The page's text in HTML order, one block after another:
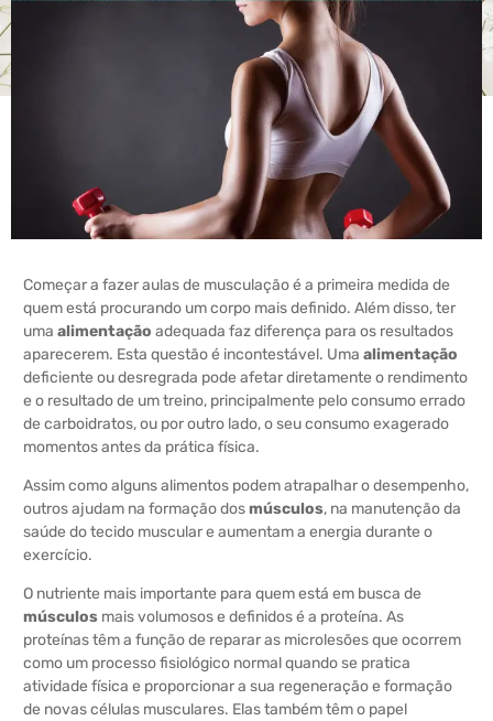
Começar a fazer aulas de musculação é a primeira medida de
quem está procurando um corpo mais definido. Além disso, ter
uma alimentação adequada faz diferença para os resultados
aparecerem. Esta questão é incontestável. Uma alimentação
deficiente ou desregrada pode afetar diretamente o rendimento
e o resultado de um treino, principalmente pelo consumo errado
de carboidratos, ou por outro lado, o seu consumo exagerado
momentos antes da prática física.
Assim como alguns alimentos podem atrapalhar o desempenho,
outros ajudam na formação dosmúsculos, na manutenção da
saúde do tecido muscular e aumentam a energia durante o
exercício.
O nutriente mais importante para quem está em busca de
músculos mais volumosos e definidos é a proteína. As
proteínas têm a função de reparar as microlesões que ocorrem
como um processo fisiológico normal quando se pratica
atividade física e proporcionar a sua regeneração e formação
de novas células musculares. Elas também têm o papel